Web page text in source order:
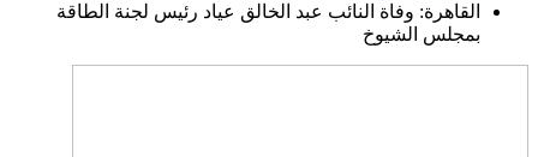
القاهرة: وفاة النائب عبد الخالق عياد رئيس لجنة الطاقة
بمجلس الشيوخ